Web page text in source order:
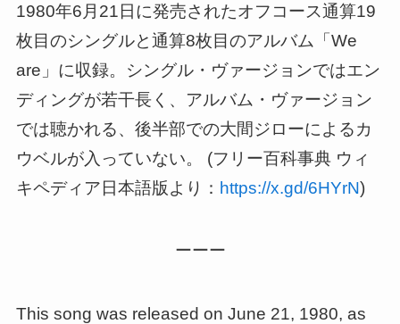
1980年6月21日に発売されたオフコース通算19
枚目のシングルと通算8枚目のアルバム「We
are」に収録。シングル・ヴァージョンではエン
ディングが若干長く、アルバム・ヴァージョン
では聴かれる、後半部での大間ジローによるカ
ウベルが入っていない。 (フリー百科事典 ウィ
キペディア日本語版より： https://x.gd/6HYrN)
ーーー
This song was released on June 21, 1980, as